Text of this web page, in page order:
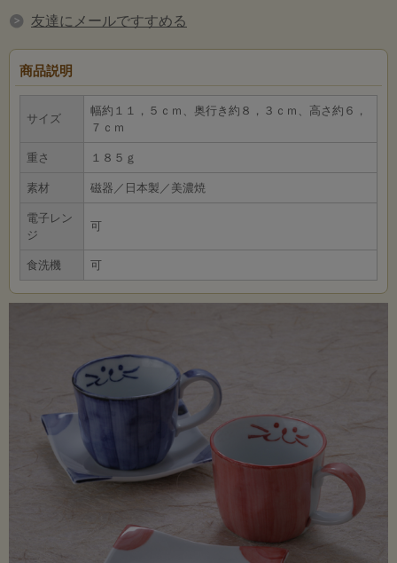
友達にメールですすめる
商品説明
サイズ
幅約１１，５ｃｍ、奥行き約８，３ｃｍ、高さ約６，
７ｃｍ
重さ １８５ｇ
素材 磁器／日本製／美濃焼
電子レン
ジ
可
食洗機 可